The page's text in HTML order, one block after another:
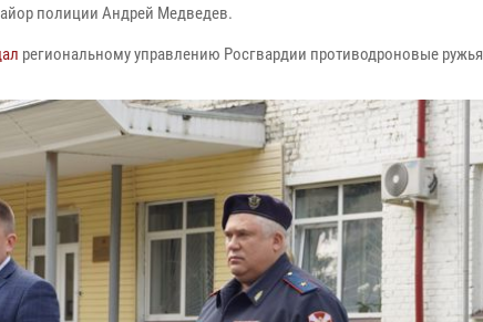
полиции Андрей Медведев.
региональному управлению Росгвардии противодроновые ружья